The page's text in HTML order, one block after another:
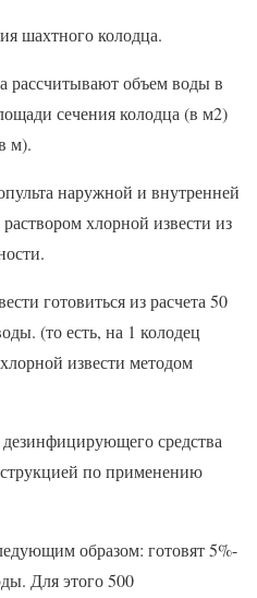
шахтного колодца.
рассчитывают объем воды в
сечения колодца (в м2)
м).
наружной и внутренней
хлорной извести из
готовиться из расчета 50
(то есть, на 1 колодец
извести методом
средства
по применению
образом: готовят 5%-
Для этого 500